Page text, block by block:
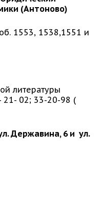
(Антоново)
1553, 1538,1551 и
литературы
21- 02; 33-20-98 (
Державина, 6 и ул.